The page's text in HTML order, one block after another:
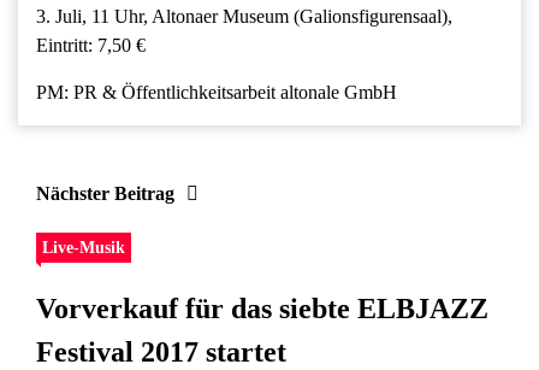
3. Juli, 11 Uhr, Altonaer Museum (Galionsfigurensaal),
Eintritt: 7,50 €
PM: PR & Öffentlichkeitsarbeit altonale GmbH
Nächster Beitrag
Live-Musik
Vorverkauf für das siebte ELBJAZZ
Festival 2017 startet